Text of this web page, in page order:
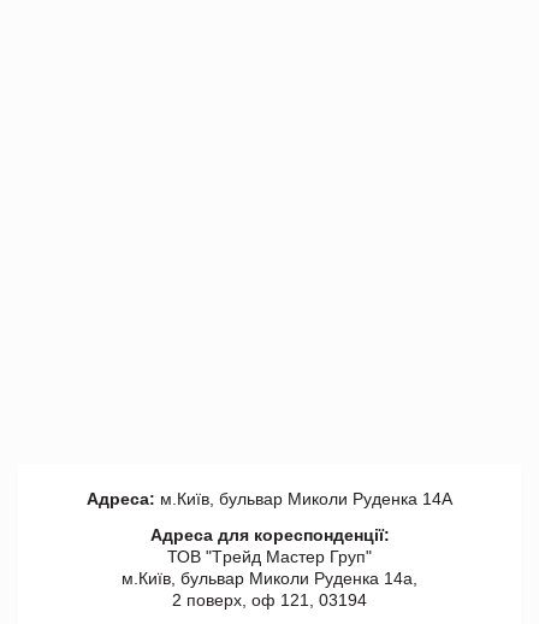
Адреса: м.Київ, бульвар Миколи Руденка 14А
Адреса для кореспонденції:
ТОВ "Tрейд Мастер Груп"
м.Київ, бульвар Миколи Руденка 14а,
2 поверх, оф 121, 03194